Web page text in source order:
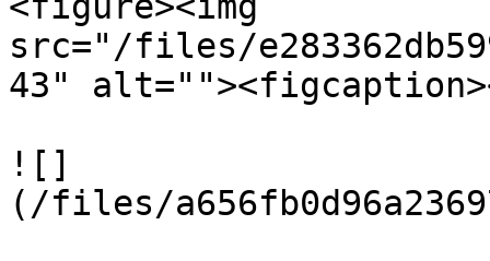
src="/files/
43"
![]
(/files/